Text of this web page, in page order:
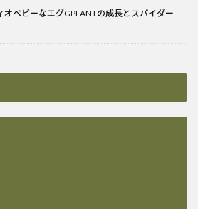
ベビーなエグGPLANTの成長とスパイダー